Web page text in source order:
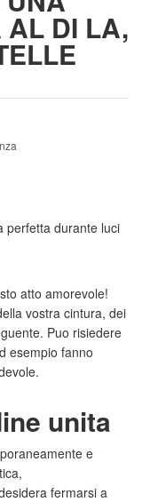
AL DI LA,
perfetta durante luci
atto amorevole!
vostra cintura, dei
Puo risiedere
esempio fanno
unita
e
fermarsi a